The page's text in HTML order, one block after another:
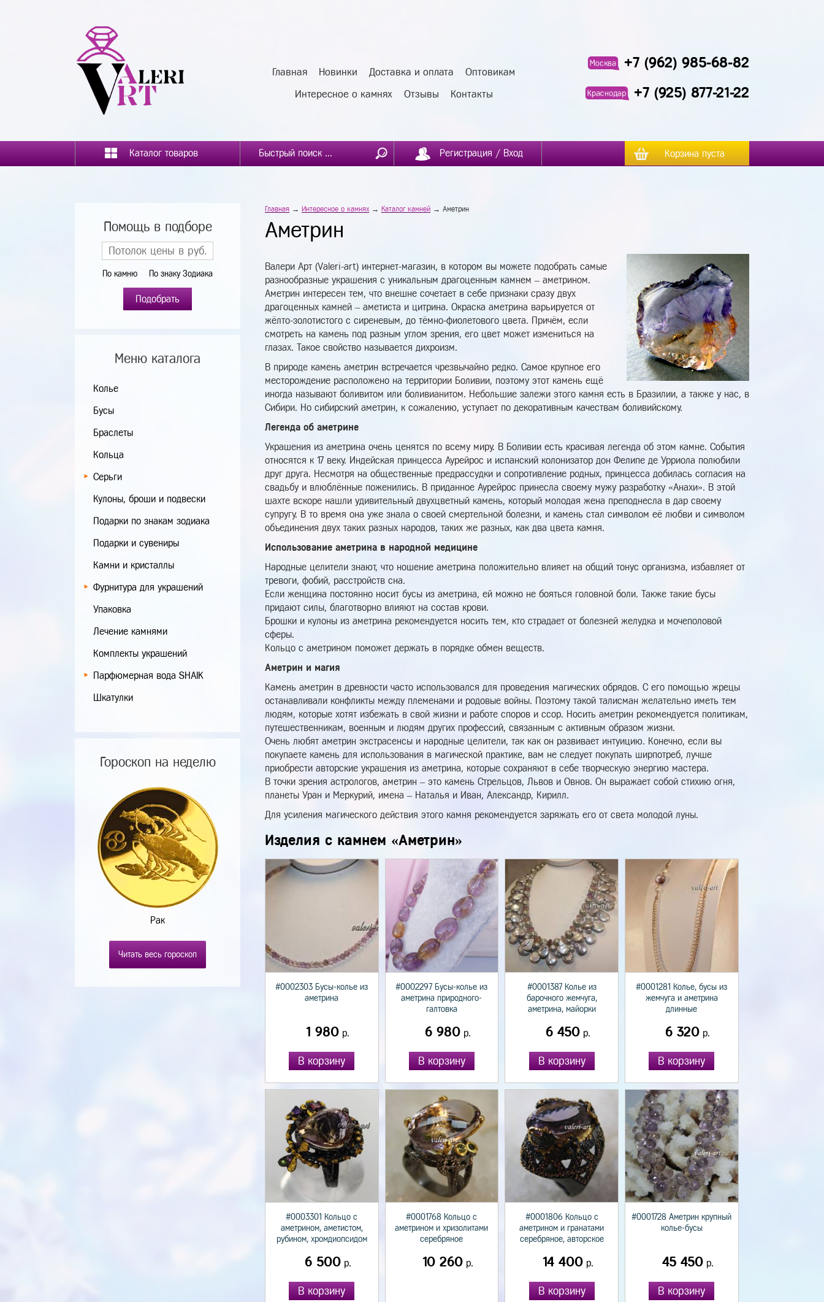
Главная Новинки Доставка и оплата Оптовикам
Интересное о камнях Отзывы Контакты
Москва +7 (962) 985-68-82
Краснодар +7 (925) 877-21-22
Каталог товаров Регистрация / Вход Корзина пуста
Помощь в подборе
По камню По знаку Зодиака
Подобрать
Меню каталога
Колье
Бусы
Браслеты
Кольца
Серьги
Кулоны, броши и подвески
Подарки по знакам зодиака
Подарки и сувениры
Камни и кристаллы
Фурнитура для украшений
Упаковка
Лечение камнями
Комплекты украшений
Парфюмерная вода SHAIK
Шкатулки
Гороскоп на неделю
Рак
Читать весь гороскоп
Главная → Интересное о камнях → Каталог камней → Аметрин
Аметрин
Валери Арт (Valeri-art) интернет-магазин, в котором вы можете подобрать самые
разнообразные украшения с уникальным драгоценным камнем – аметрином.
Аметрин интересен тем, что внешне сочетает в себе признаки сразу двух
драгоценных камней – аметиста и цитрина. Окраска аметрина варьируется от
жёлто-золотистого с сиреневым, до тёмно-фиолетового цвета. Причём, если
смотреть на камень под разным углом зрения, его цвет может измениться на
глазах. Такое свойство называется дихроизм.
В природе камень аметрин встречается чрезвычайно редко. Самое крупное его
месторождение расположено на территории Боливии, поэтому этот камень ещё
иногда называют боливитом или боливианитом. Небольшие залежи этого камня есть в Бразилии, а также у нас, в
Сибири. Но сибирский аметрин, к сожалению, уступает по декоративным качествам боливийскому.
Легенда об аметрине
Украшения из аметрина очень ценятся по всему миру. В Боливии есть красивая легенда об этом камне. События
относятся к 17 веку. Индейская принцесса Аурейрос и испанский колонизатор дон Фелипе де Урриола полюбили
друг друга. Несмотря на общественные предрассудки и сопротивление родных, принцесса добилась согласия на
свадьбу и влюблённые поженились. В приданное Аурейрос принесла своему мужу разработку «Анахи». В этой
шахте вскоре нашли удивительный двухцветный камень, который молодая жена преподнесла в дар своему
супругу. В то время она уже знала о своей смертельной болезни, и камень стал символом её любви и символом
объединения двух таких разных народов, таких же разных, как два цвета камня.
Использование аметрина в народной медицине
Народные целители знают, что ношение аметрина положительно влияет на общий тонус организма, избавляет от
тревоги, фобий, расстройств сна.
Если женщина постоянно носит бусы из аметрина, ей можно не бояться головной боли. Также такие бусы
придают силы, благотворно влияют на состав крови.
Брошки и кулоны из аметрина рекомендуется носить тем, кто страдает от болезней желудка и мочеполовой
сферы.
Кольцо с аметрином поможет держать в порядке обмен веществ.
Аметрин и магия
Камень аметрин в древности часто использовался для проведения магических обрядов. С его помощью жрецы
останавливали конфликты между племенами и родовые войны. Поэтому такой талисман желательно иметь тем
людям, которые хотят избежать в свой жизни и работе споров и ссор. Носить аметрин рекомендуется политикам,
путешественникам, военным и людям других профессий, связанным с активным образом жизни.
Очень любят аметрин экстрасенсы и народные целители, так как он развивает интуицию. Конечно, если вы
покупаете камень для использования в магической практике, вам не следует покупать ширпотреб, лучше
приобрести авторские украшения из аметрина, которые сохраняют в себе творческую энергию мастера.
В точки зрения астрологов, аметрин – это камень Стрельцов, Львов и Овнов. Он выражает собой стихию огня,
планеты Уран и Меркурий, имена – Наталья и Иван, Александр, Кирилл.
Для усиления магического действия этого камня рекомендуется заряжать его от света молодой луны.
Изделия с камнем «Аметрин»
#0002303 Бусы-колье из
аметрина
1 980 р.
В корзину
#0002297 Бусы-колье из
аметрина природного-
галтовка
6 980р.
В корзину
#0001387 Колье из
барочного жемчуга,
аметрина, майорки
6 450р.
В корзину
#0001281 Колье, бусы из
жемчуга и аметрина
длинные
6 320 р.
В корзину
#0003301 Кольцо с
аметрином, аметистом,
рубином, хромдиопсидом
6 500р.
В корзину
#0001768 Кольцо с
аметрином и хризолитами
серебряное
10 260р.
#0001806 Кольцо с
аметрином и гранатами
серебряное, авторское
14 400р.
В корзину
#0001728 Аметрин крупный
колье-бусы
45 450р.
В корзину